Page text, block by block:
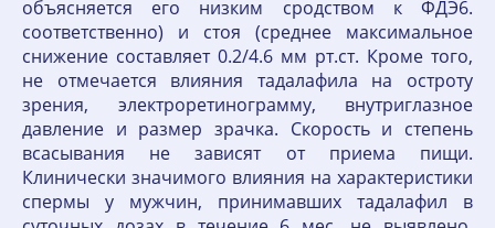
объясняется его низким сродством к ФДЭ6.
соответственно) и стоя (среднее максимальное
снижение составляет 0.2/4.6 мм рт.ст. Кроме того,
не отмечается влияния тадалафила на остроту
зрения, электроретинограмму, внутриглазное
давление и размер зрачка. Скорость и степень
всасывания не зависят от приема пищи.
Клинически значимого влияния на характеристики
спермы у мужчин, принимавших тадалафил в